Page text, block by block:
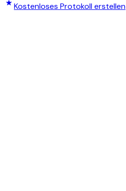
Kostenloses Protokoll erstellen